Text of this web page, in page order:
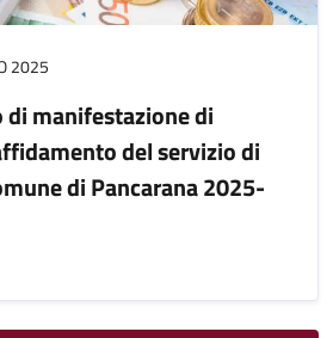
2025
manifestazione di
del servizio di
di Pancarana 2025-